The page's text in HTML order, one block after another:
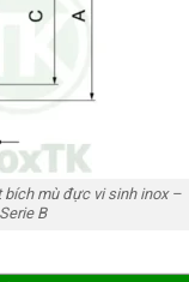
bích mù đực vi sinh inox –
Serie B